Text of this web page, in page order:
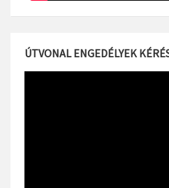
ÚTVONAL ENGEDÉLYEK